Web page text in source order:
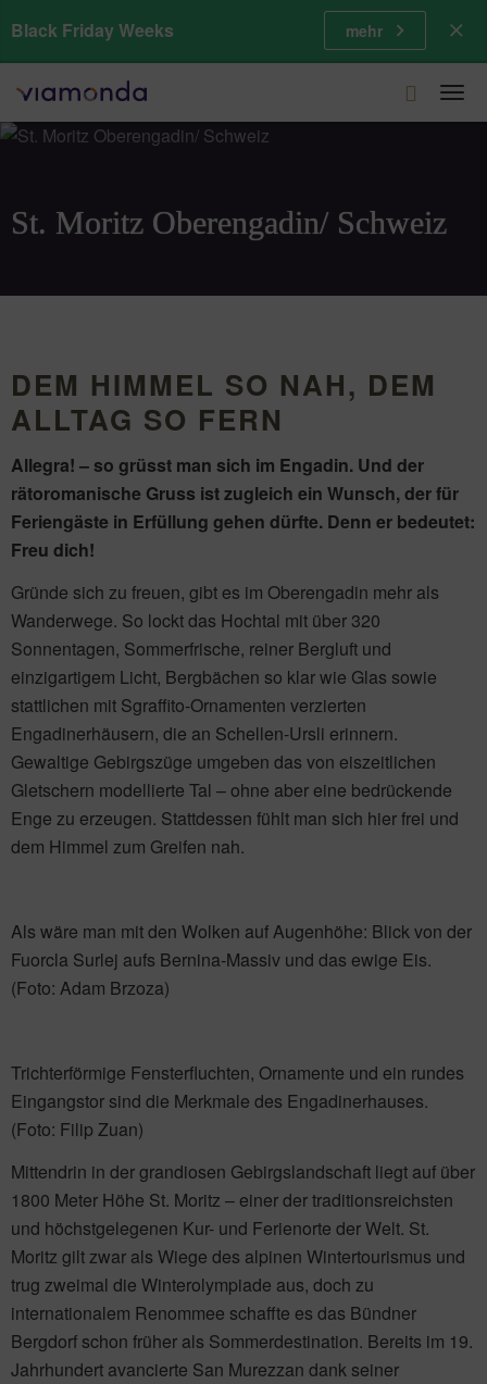
Black Friday Weeks mehr
St. Moritz Oberengadin/ Schweiz
DEM HIMMEL SO NAH, DEM
ALLTAG SO FERN
Allegra! – so grüsst man sich im Engadin. Und der
rätoromanische Gruss ist zugleich ein Wunsch, der für
Feriengäste in Erfüllung gehen dürfte. Denn er bedeutet:
Freu dich!
Gründe sich zu freuen, gibt es im Oberengadin mehr als
Wanderwege. So lockt das Hochtal mit über 320
Sonnentagen, Sommerfrische, reiner Bergluft und
einzigartigem Licht, Bergbächen so klar wie Glas sowie
stattlichen mit Sgraffito-Ornamenten verzierten
Engadinerhäusern, die an Schellen-Ursli erinnern.
Gewaltige Gebirgszüge umgeben das von eiszeitlichen
Gletschern modellierte Tal – ohne aber eine bedrückende
Enge zu erzeugen. Stattdessen fühlt man sich hier frei und
dem Himmel zum Greifen nah.
Als wäre man mit den Wolken auf Augenhöhe: Blick von der
Fuorcla Surlej aufs Bernina-Massiv und das ewige Eis.
(Foto: Adam Brzoza)
Trichterförmige Fensterfluchten, Ornamente und ein rundes
Eingangstor sind die Merkmale des Engadinerhauses.
(Foto: Filip Zuan)
Mittendrin in der grandiosen Gebirgslandschaft liegt auf über
1800 Meter Höhe St. Moritz – einer der traditionsreichsten
und höchstgelegenen Kur- und Ferienorte der Welt. St.
Moritz gilt zwar als Wiege des alpinen Wintertourismus und
trug zweimal die Winterolympiade aus, doch zu
internationalem Renommee schaffte es das Bündner
Bergdorf schon früher als Sommerdestination. Bereits im 19.
Jahrhundert avancierte San Murezzan dank seiner